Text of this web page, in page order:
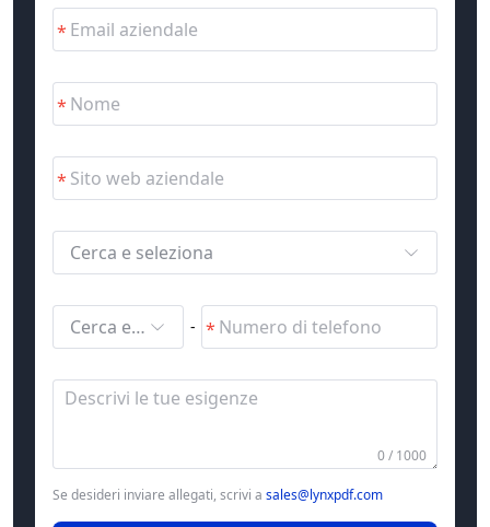
Cerca e seleziona
Cerca e seleziona -
0 / 1000
Se desideri inviare allegati, scrivi a sales@lynxpdf.com